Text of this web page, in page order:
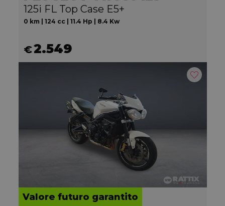
125i FL Top Case E5+
0 km | 124 cc | 11.4 Hp | 8.4 Kw
€2.549
Valore futuro garantito